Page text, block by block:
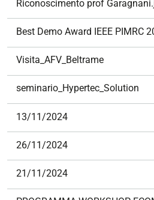
Riconoscimento prof
Best Demo Award IEEE PIMRC
Visita_AFV_Beltrame
seminario_Hypertec_Solution
13/11/2024
26/11/2024
21/11/2024